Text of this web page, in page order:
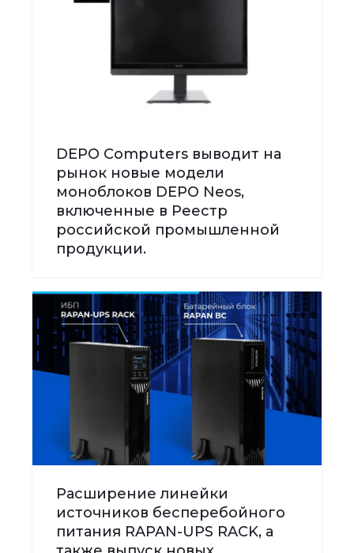
DEPO Computers выводит на
рынок новые модели
моноблоков DEPO Neos,
включенные в Реестр
российской промышленной
продукции.
Расширение линейки
источников бесперебойного
питания RAPAN-UPS RACK, а